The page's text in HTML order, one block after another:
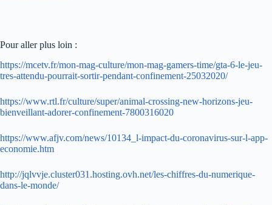
Pour aller plus loin :
https://mcetv.fr/mon-mag-culture/mon-mag-gamers-time/gta-6-le-jeu-
tres-attendu-pourrait-sortir-pendant-confinement-25032020/
https://www.rtl.fr/culture/super/animal-crossing-new-horizons-jeu-
bienveillant-adorer-confinement-7800316020
https://www.afjv.com/news/10134_l-impact-du-coronavirus-sur-l-app-
economie.htm
http://jqlvvje.cluster031.hosting.ovh.net/les-chiffres-du-numerique-
dans-le-monde/